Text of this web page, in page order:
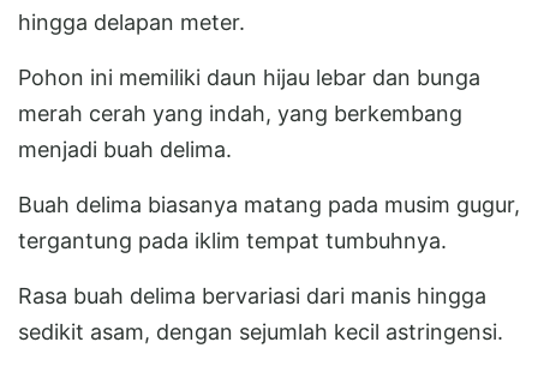
hingga delapan meter.
Pohon ini memiliki daun hijau lebar dan bunga
merah cerah yang indah, yang berkembang
menjadi buah delima.
Buah delima biasanya matang pada musim gugur,
tergantung pada iklim tempat tumbuhnya.
Rasa buah delima bervariasi dari manis hingga
sedikit asam, dengan sejumlah kecil astringensi.